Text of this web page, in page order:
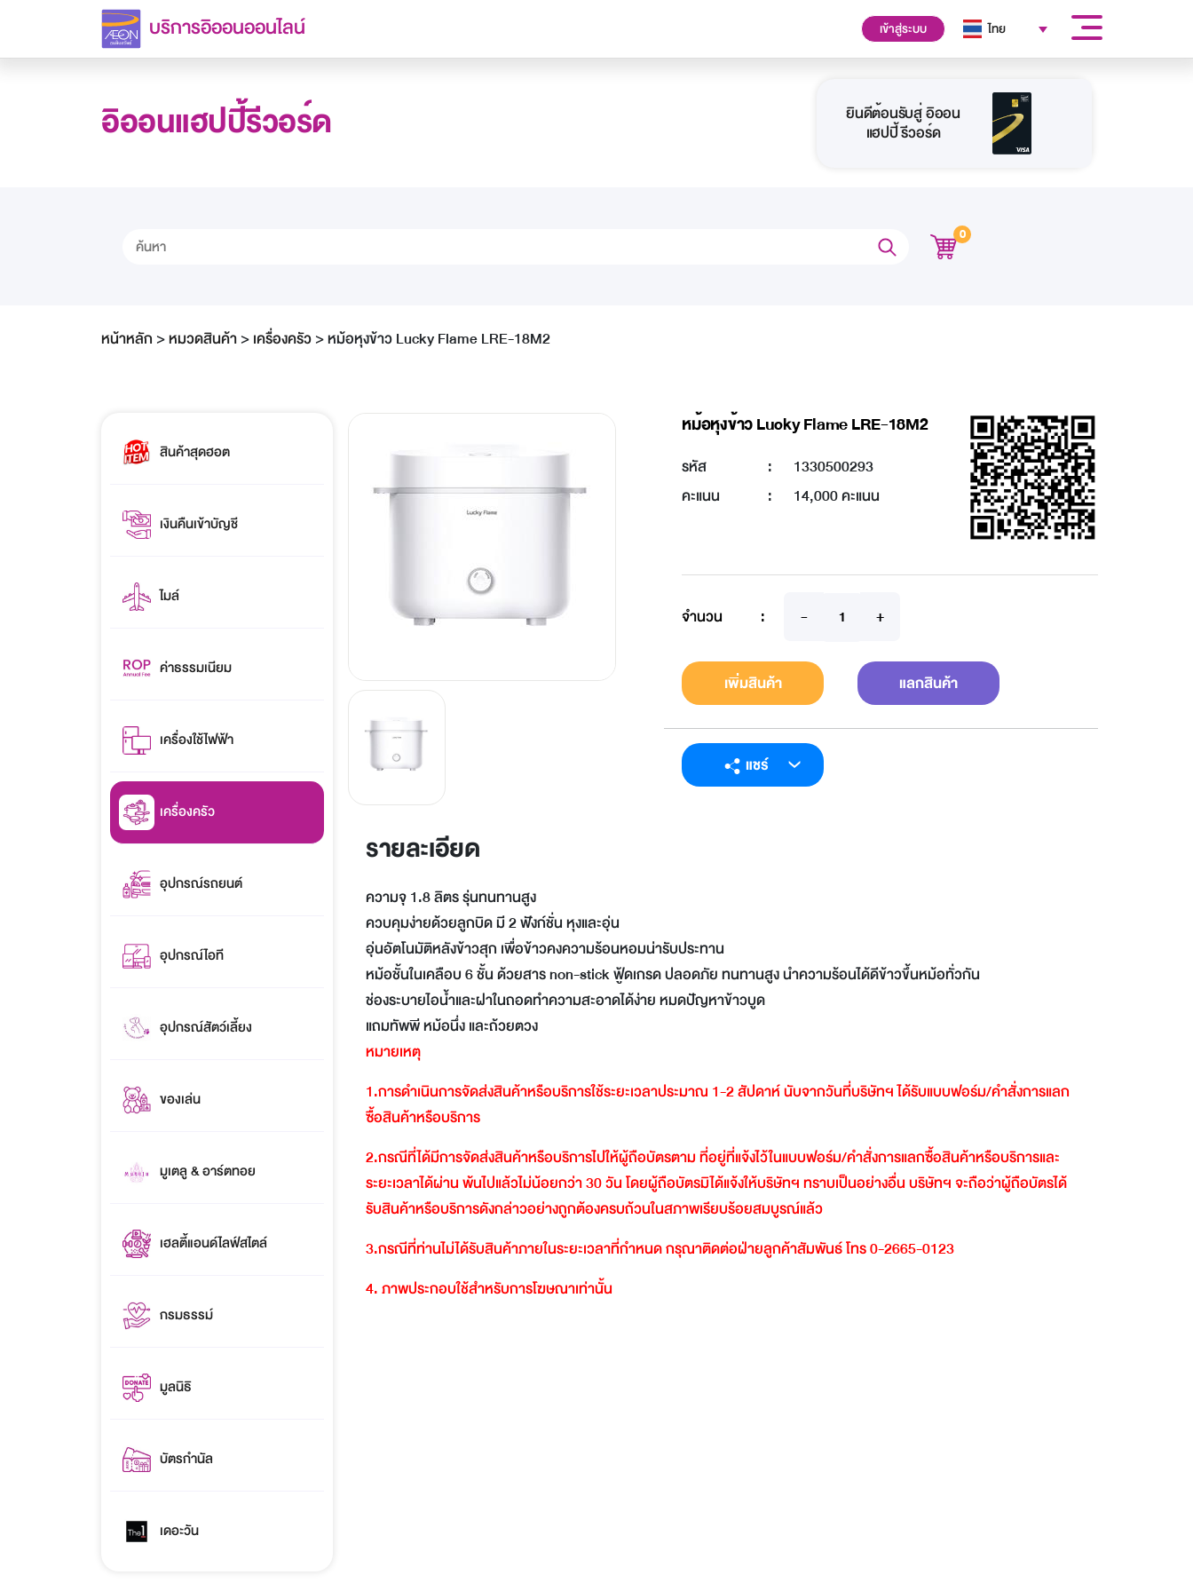
บริการอิออนออนไลน์ เข้าสู่ระบบ ไทย
อิออนแฮปปี้รีวอร์ด ยินดีต้อนรับสู่ อิออน
แฮปปี้ รีวอร์ด
0
หน้าหลัก >หมวดสินค้า>เครื่องครัว>หม้อหุงข้าว Lucky Flame LRE-18M2
สินค้าสุดฮอต
เงินคืนเข้าบัญชี
ไมล์
ค่าธรรมเนียม
เครื่องใช้ไฟฟ้า
เครื่องครัว
อุปกรณ์รถยนต์
อุปกรณ์ไอที
อุปกรณ์สัตว์เลี้ยง
ของเล่น
มูเตลู & อาร์ตทอย
เฮลตี้แอนด์ไลฟ์สไตล์
กรมธรรม์
มูลนิธิ
บัตรกำนัล
เดอะวัน
หม้อหุงข้าว Lucky Flame LRE-18M2
รหัส :
1330500293
คะแนน
: 14,000 คะแนน
จำนวน :
เพิ่มสินค้า แลกสินค้า
แชร์
รายละเอียด
ความจุ 1.8 ลิตร รุ่นทนทานสูง
ควบคุมง่ายด้วยลูกบิด มี 2 ฟังก์ชั่น หุงและอุ่น
อุ่นอัตโนมัติหลังข้าวสุก เพื่อข้าวคงความร้อนหอมน่ารับประทาน
หม้อชั้นในเคลือบ 6 ชั้น ด้วยสาร non-stick ฟู้ดเกรด ปลอดภัย ทนทานสูง นำความร้อนได้ดีข้าวขึ้นหม้อทั่วกัน
ช่องระบายไอน้ำและฝาในถอดทำความสะอาดได้ง่าย หมดปัญหาข้าวบูด
แถมทัพพี หม้อนึ่ง และถ้วยตวง
หมายเหตุ
1.การดำเนินการจัดส่งสินค้าหรือบริการใช้ระยะเวลาประมาณ 1-2สัปดาห์นับจากวันที่บริษัทฯได้รับแบบฟอร์ม/คำสั่งการแลก
ซื้อสินค้าหรือบริการ
2.กรณีที่ได้มีการจัดส่งสินค้าหรือบริการไปให้ผู้ถือบัตรตามที่อยู่ที่แจ้งไว้ในแบบฟอร์ม/คำสั่งการแลกซื้อสินค้าหรือบริการและ
ระยะเวลาได้ผ่านพ้นไปแล้วไม่น้อยกว่า30วันโดยผู้ถือบัตรมิได้แจ้งให้บริษัทฯทราบเป็นอย่างอื่นบริษัทฯจะถือว่าผู้ถือบัตรได้
รับสินค้าหรือบริการดังกล่าวอย่างถูกต้องครบถ้วนในสภาพเรียบร้อยสมบูรณ์แล้ว
3.กรณีที่ท่านไม่ได้รับสินค้าภายในระยะเวลาที่กำหนดกรุณาติดต่อฝ่ายลูกค้าสัมพันธ์โทร0-2665-0123
4.ภาพประกอบใช้สำหรับการโฆษณาเท่านั้น